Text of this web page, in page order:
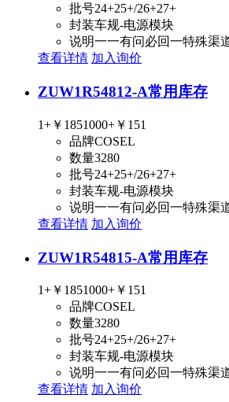
批号24+25+/26+27+
封装车规-电源模块
说明一一有问必回一特殊渠
查看详情 加入询价
ZUW1R54812-A常用库存
1+ ￥1851000+ ￥151
品牌COSEL
数量3280
批号24+25+/26+27+
封装车规-电源模块
说明一一有问必回一特殊渠
查看详情 加入询价
ZUW1R54815-A常用库存
1+ ￥1851000+ ￥151
品牌COSEL
数量3280
批号24+25+/26+27+
封装车规-电源模块
说明一一有问必回一特殊渠
查看详情 加入询价